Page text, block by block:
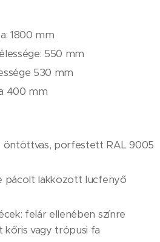
1800 mm
550 ​​mm
530 mm
400 mm
öntöttvas, porfestett RAL 9005
pácolt lakkozott lucfenyő
felár ellenében színre
vagy trópusi fa